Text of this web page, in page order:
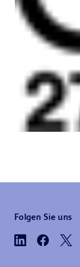
Folgen Sie uns